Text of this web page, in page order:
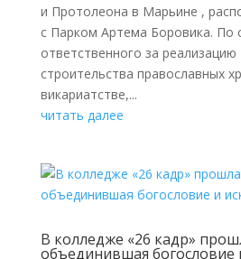
и Протолеона в Марьине ,
с Парком Артема Боровика. По
ответственного за
строительства православных
викариатстве,...
читать далее
В колледже «26 кадр»
объединившая богословие